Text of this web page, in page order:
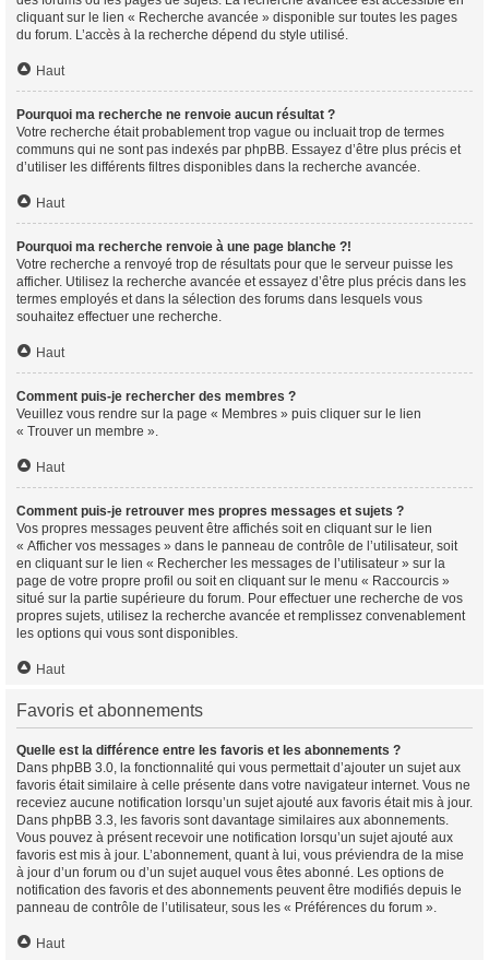
cliquant sur le lien « Recherche avancée » disponible sur toutes les pages
du forum. L’accès à la recherche dépend du style utilisé.
Haut
Pourquoi ma recherche ne renvoie aucun résultat ?
Votre recherche était probablement trop vague ou incluait trop de termes
communs qui ne sont pas indexés par phpBB. Essayez d’être plus précis et
d’utiliser les différents filtres disponibles dans la recherche avancée.
Haut
Pourquoi ma recherche renvoie à une page blanche ?!
Votre recherche a renvoyé trop de résultats pour que le serveur puisse les
afficher. Utilisez la recherche avancée et essayez d’être plus précis dans les
termes employés et dans la sélection des forums dans lesquels vous
souhaitez effectuer une recherche.
Haut
Comment puis-je rechercher des membres ?
Veuillez vous rendre sur la page « Membres » puis cliquer sur le lien
« Trouver un membre ».
Haut
Comment puis-je retrouver mes propres messages et sujets ?
Vos propres messages peuvent être affichés soit en cliquant sur le lien
« Afficher vos messages » dans le panneau de contrôle de l’utilisateur, soit
en cliquant sur le lien « Rechercher les messages de l’utilisateur » sur la
page de votre propre profil ou soit en cliquant sur le menu « Raccourcis »
situé sur la partie supérieure du forum. Pour effectuer une recherche de vos
propres sujets, utilisez la recherche avancée et remplissez convenablement
les options qui vous sont disponibles.
Haut
Favoris et abonnements
Quelle est la différence entre les favoris et les abonnements ?
Dans phpBB 3.0, la fonctionnalité qui vous permettait d’ajouter un sujet aux
favoris était similaire à celle présente dans votre navigateur internet. Vous ne
receviez aucune notification lorsqu’un sujet ajouté aux favoris était mis à jour.
Dans phpBB 3.3, les favoris sont davantage similaires aux abonnements.
Vous pouvez à présent recevoir une notification lorsqu’un sujet ajouté aux
favoris est mis à jour. L’abonnement, quant à lui, vous préviendra de la mise
à jour d’un forum ou d’un sujet auquel vous êtes abonné. Les options de
notification des favoris et des abonnements peuvent être modifiés depuis le
panneau de contrôle de l’utilisateur, sous les « Préférences du forum ».
Haut